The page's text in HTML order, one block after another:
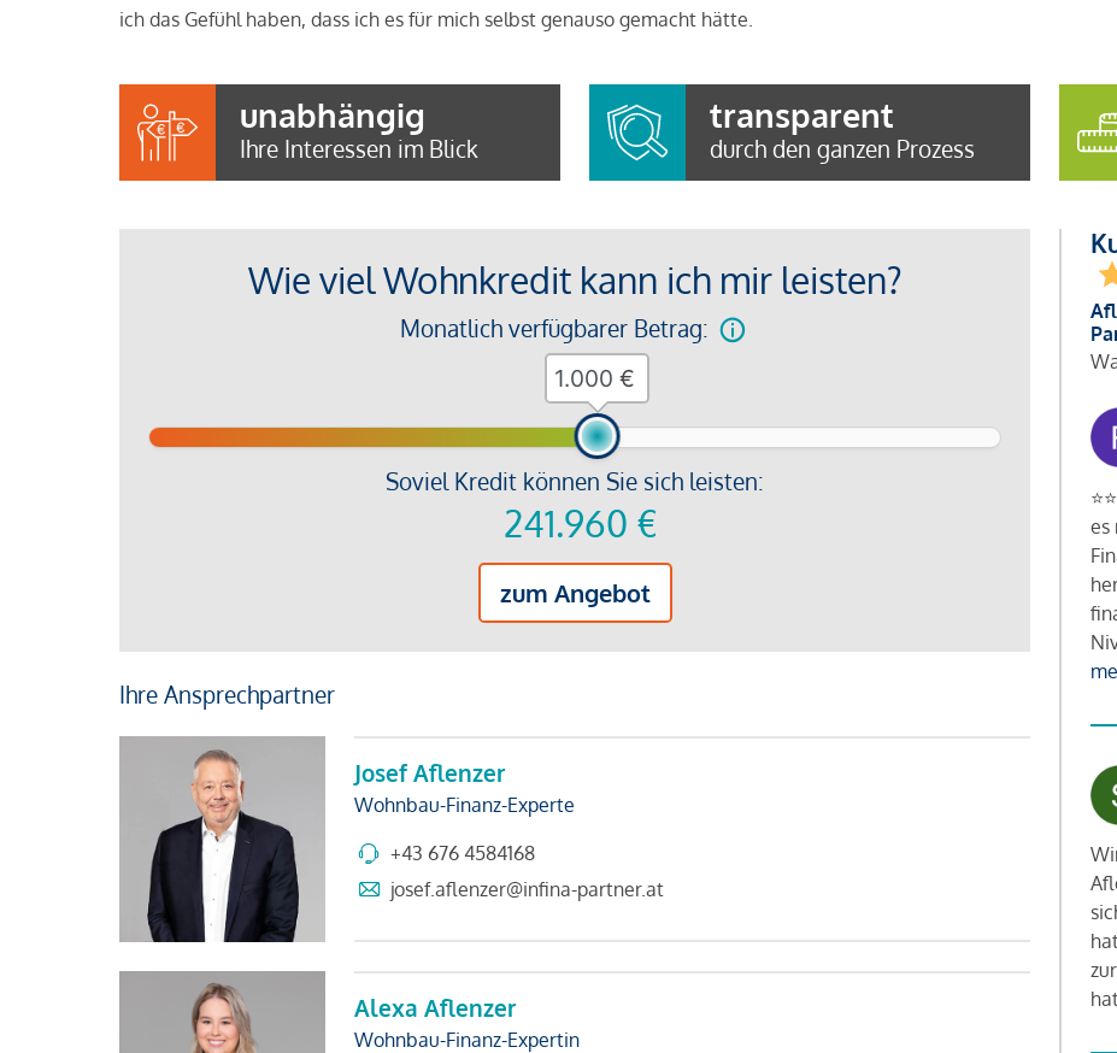
ich das Gefühl haben, dass ich es für mich selbst genauso gemacht hätte.
unabhängig
Ihre Interessen im Blick
transparent
durch den ganzen Prozess
Wie viel Wohnkredit kann ich mir leisten?
Monatlich verfügbarer Betrag:
Soviel Kredit können Sie sich leisten:
241.960 €
zum Angebot
€
Ihre Ansprechpartner
Josef Aflenzer
Wohnbau-Finanz-Experte
+43 676 4584168
josef.aflenzer@infina-partner.at
Alexa Aflenzer
Wohnbau-Finanz-Expertin
es